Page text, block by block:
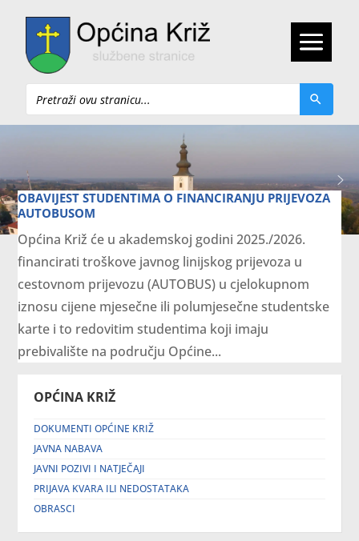
Pretraži
OPĆINA KRIŽ
DOKUMENTI OPĆINE KRIŽ
JAVNA NABAVA
JAVNI POZIVI I NATJEČAJI
PRIJAVA KVARA ILI NEDOSTATAKA
OBRASCI
OBAVIJEST STUDENTIMA O FINANCIRANJU PRIJEVOZA
AUTOBUSOM
Općina Križ će u akademskoj godini 2025./2026.
financirati troškove javnog linijskog prijevoza u
cestovnom prijevozu (AUTOBUS) u cjelokupnom
iznosu cijene mjesečne ili polumjesečne studentske
karte i to redovitim studentima koji imaju
prebivalište na području Općine...